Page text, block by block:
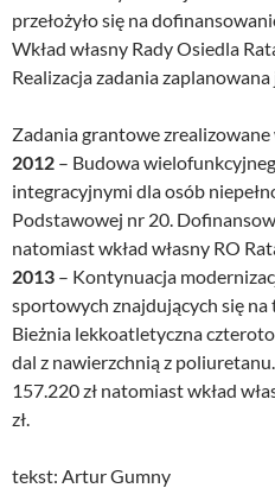
przełożyło się na
Wkład własny Rady Osiedla
Realizacja zadania
Zadania grantowe zrealizowane
2012 – Budowa
integracyjnymi dla osób
Podstawowej nr 20.
natomiast wkład własny RO
2013 – Kontynuacja
sportowych znajdujących się
Bieżnia lekkoatletyczna
dal z nawierzchnią z
157.220 zł natomiast wkład
zł.
tekst: Artur Gumny